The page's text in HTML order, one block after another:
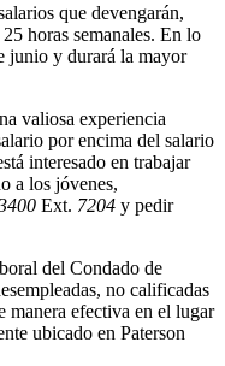
que devengarán,
horas semanales. En lo
junio y durará la mayor
valiosa experiencia
por encima del salario
interesado en trabajar
a los jóvenes,
Ext. 7204 y pedir
del Condado de
no calificadas
manera efectiva en el lugar
ubicado en Paterson